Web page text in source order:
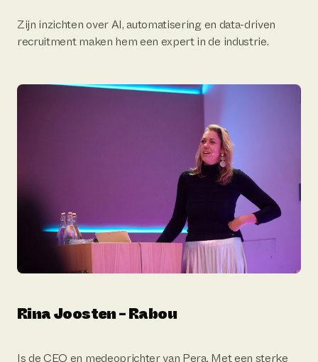
Zijn inzichten over AI, automatisering en data-driven
recruitment maken hem een expert in de industrie.
Rina Joosten - Rabou
Is de CEO en medeoprichter van Pera. Met een sterke